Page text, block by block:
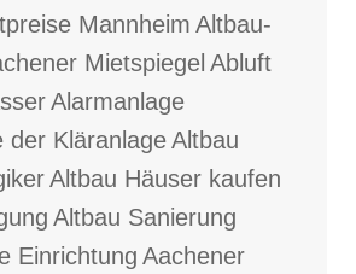
Mannheim Altbau-
Mietspiegel Abluft
Alarmanlage
der KläranlageAltbau
Altbau Häuser kaufen
Altbau Sanierung
Einrichtung Aachener